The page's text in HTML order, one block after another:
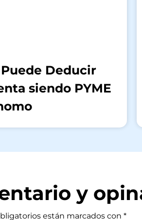
Deducir
siendo PYME
y
están marcados con *